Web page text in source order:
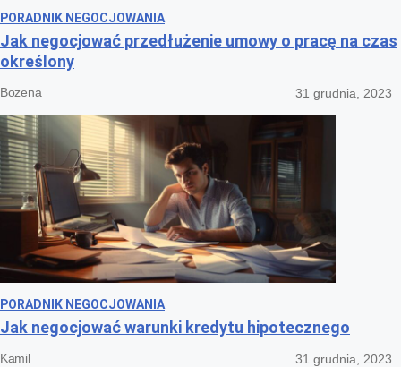
PORADNIK NEGOCJOWANIA
Jak negocjować przedłużenie umowy o pracę na czas
określony
Bozena 31 grudnia, 2023
PORADNIK NEGOCJOWANIA
Jak negocjować warunki kredytu hipotecznego
Kamil 31 grudnia, 2023